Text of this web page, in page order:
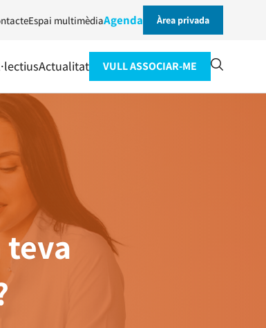
Espai multimèdiaAgenda Àrea privada
Actualitat VULL ASSOCIAR-ME
teva